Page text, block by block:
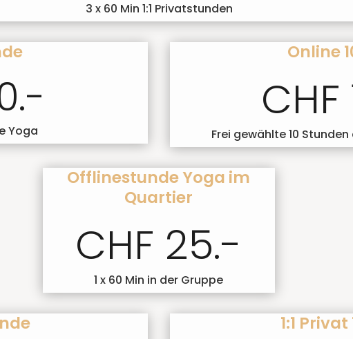
3 x 60 Min 1:1 Privatstunden
Yoga
Online
CHF
Frei gewählte 10
Offlinestunde Yoga im
Quartier
CHF 25.-
1 x 60 Min in der Gruppe
1:1